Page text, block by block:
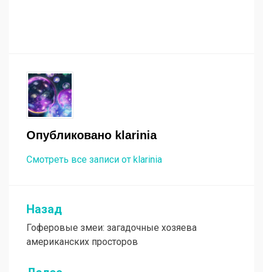
Опубликовано klarinia
Смотреть все записи от klarinia
Навигация
по
записям
Назад
Гоферовые змеи: загадочные хозяева
американских просторов